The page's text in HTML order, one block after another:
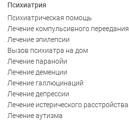
Психиатрия
Психиатрическая помощь
Лечение компульсивного переедания
Лечение эпилепсии
Вызов психиатра на дом
Лечение паранойи
Лечение деменции
Лечение галлюцинаций
Лечение депрессии
Лечение истерического расстройства
Лечение аутизма